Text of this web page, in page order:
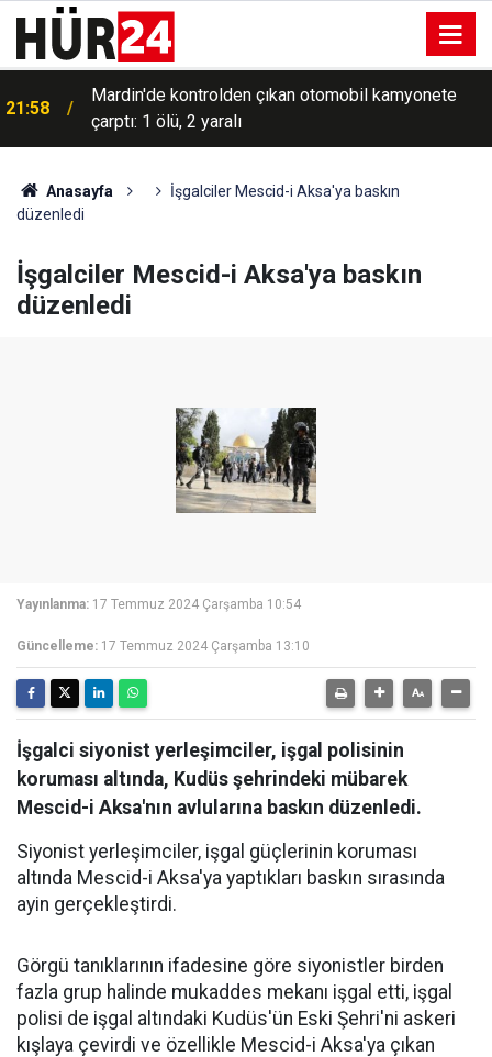
21:58
Mardin'de kontrolden çıkan otomobil kamyonete
21:45
HÜDA PAR heyeti, Tarsus'ta muhtarları ve mahalle
sakinlerini ziyaret etti
Anasayfa
İşgalciler Mescid-i Aksa'ya baskın
düzenledi
İşgalciler Mescid-i Aksa'ya baskın
düzenledi
Yayınlanma: 17 Temmuz 2024 Çarşamba 10:54
Güncelleme: 17 Temmuz 2024 Çarşamba 13:10
İşgalci siyonist yerleşimciler, işgal polisinin
koruması altında, Kudüs şehrindeki mübarek
Mescid-i Aksa'nın avlularına baskın düzenledi.
Siyonist yerleşimciler, işgal güçlerinin koruması
altında Mescid-i Aksa'ya yaptıkları baskın sırasında
ayin gerçekleştirdi.
Görgü tanıklarının ifadesine göre siyonistler birden
fazla grup halinde mukaddes mekanı işgal etti, işgal
polisi de işgal altındaki Kudüs'ün Eski Şehri'ni askeri
kışlaya çevirdi ve özellikle Mescid-i Aksa'ya çıkan